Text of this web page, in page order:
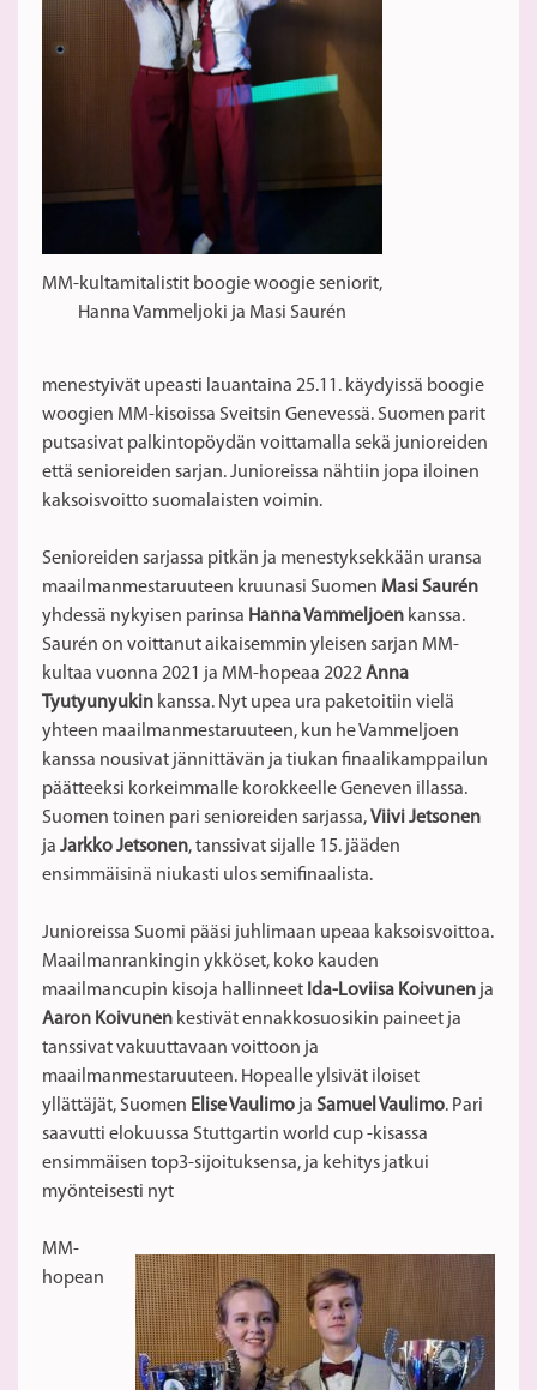
MM-kultamitalistit boogie woogie seniorit,
Hanna Vammeljoki ja Masi Saurén
menestyivät upeasti lauantaina 25.11. käydyissä boogie
woogien MM-kisoissa Sveitsin Genevessä. Suomen parit
putsasivat palkintopöydän voittamalla sekä junioreiden
että senioreiden sarjan. Junioreissa nähtiin jopa iloinen
kaksoisvoitto suomalaisten voimin.
Senioreiden sarjassa pitkän ja menestyksekkään uransa
maailmanmestaruuteen kruunasi Suomen MasiSaurén
yhdessä nykyisen parinsa Hanna Vammeljoen kanssa.
Saurén on voittanut aikaisemmin yleisen sarjan MM-
kultaa vuonna 2021 ja MM-hopeaa 2022Anna
Tyutyunyukin kanssa. Nyt upea ura paketoitiin vielä
yhteen maailmanmestaruuteen, kun he Vammeljoen
kanssa nousivat jännittävän ja tiukan finaalikamppailun
päätteeksi korkeimmalle korokkeelle Geneven illassa.
Suomen toinen pari senioreiden sarjassa,Viivi Jetsonen
ja Jarkko Jetsonen, tanssivat sijalle 15. jääden
ensimmäisinä niukasti ulos semifinaalista.
Junioreissa Suomi pääsi juhlimaan upeaa kaksoisvoittoa.
Maailmanrankingin ykköset, koko kauden
maailmancupin kisoja hallinneet Ida-Loviisa Koivunen ja
Aaron Koivunen kestivät ennakkosuosikin paineet ja
tanssivat vakuuttavaan voittoon ja
maailmanmestaruuteen. Hopealle ylsivät iloiset
yllättäjät, Suomen Elise Vaulimo ja Samuel Vaulimo. Pari
saavutti elokuussa Stuttgartin world cup -kisassa
ensimmäisen top3-sijoituksensa, ja kehitys jatkui
myönteisesti nyt
MM-
hopean